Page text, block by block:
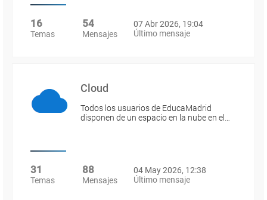
16
Temas
54
Mensajes
07 Abr 2026, 19:04
Último mensaje
Cloud
Todos los usuarios de EducaMadrid
disponen de un espacio en la nube en el…
31
Temas
88
Mensajes
04 May 2026, 12:38
Último mensaje